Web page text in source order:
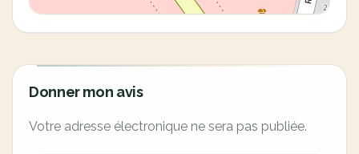
Donner mon avis
Votre adresse électronique ne sera pas publiée.